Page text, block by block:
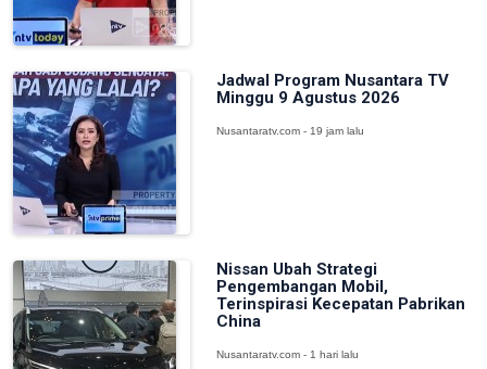
Jadwal Program Nusantara TV
Minggu 9 Agustus 2026
Nusantaratv.com - 19 jam lalu
Nissan Ubah Strategi
Pengembangan Mobil,
Terinspirasi Kecepatan Pabrikan
China
Nusantaratv.com - 1 hari lalu